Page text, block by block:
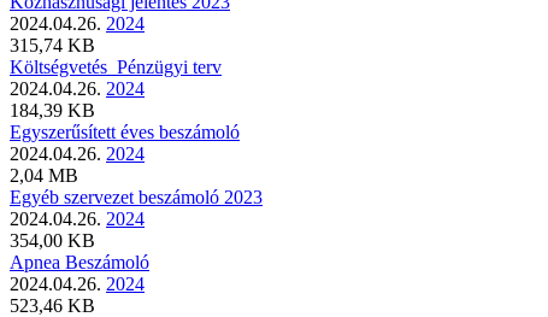
2024.04.26. 2024
315,74 KB
Költségvetés_Pénzügyi terv
2024.04.26. 2024
184,39 KB
Egyszerűsített éves beszámoló
2024.04.26. 2024
2,04 MB
Egyéb szervezet beszámoló 2023
2024.04.26. 2024
354,00 KB
Apnea Beszámoló
2024.04.26. 2024
523,46 KB